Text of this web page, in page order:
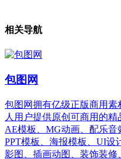
相关导航
包图网
包图网拥有亿级正版商用
人用户提供原创可商用的精
AE模板、MG动画、配乐音
PPT模板、海报模板、UI设
影图、插画动图、装饰装